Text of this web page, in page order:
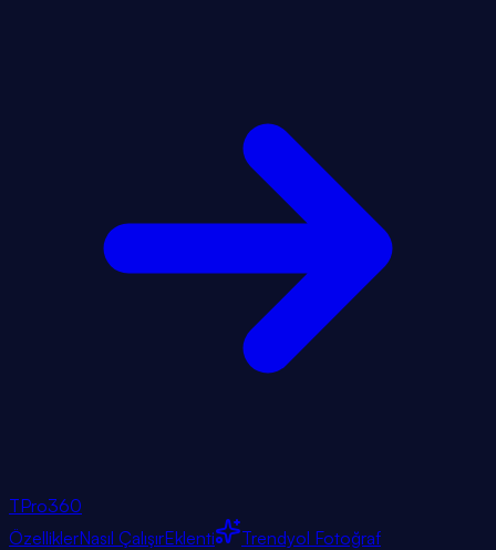
TPro360
ÖzelliklerNasıl ÇalışırEklenti
Trendyol Fotoğraf